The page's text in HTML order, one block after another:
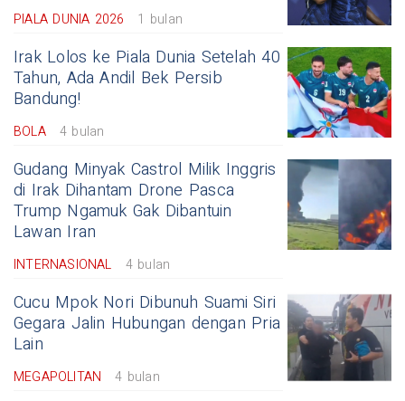
PIALA DUNIA 2026 1 bulan
Irak Lolos ke Piala Dunia Setelah 40
Tahun, Ada Andil Bek Persib
Bandung!
BOLA 4 bulan
Gudang Minyak Castrol Milik Inggris
di Irak Dihantam Drone Pasca
Trump Ngamuk Gak Dibantuin
Lawan Iran
INTERNASIONAL 4 bulan
Cucu Mpok Nori Dibunuh Suami Siri
Gegara Jalin Hubungan dengan Pria
Lain
MEGAPOLITAN 4 bulan